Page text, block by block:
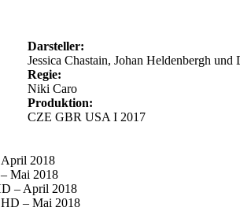
Darsteller:
Jessica Chastain, Johan Heldenbergh
Regie:
Niki Caro
Produktion:
CZE GBR USA I 2017
April 2018
Mai 2018
– April 2018
– Mai 2018